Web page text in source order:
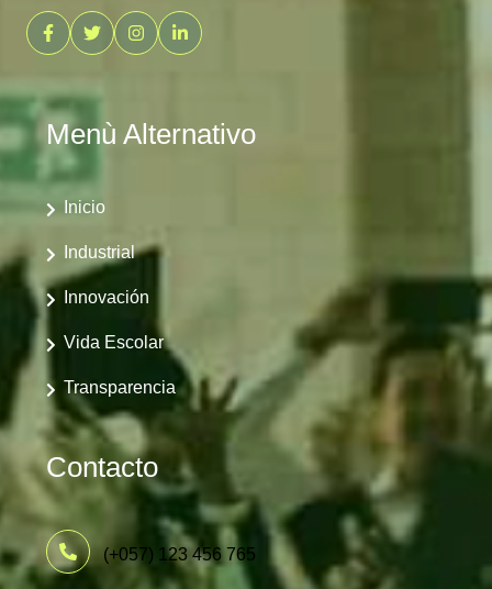
Menù Alternativo
Inicio
Industrial
Innovación
Vida Escolar
Transparencia
Contacto
(+057) 123 456 765